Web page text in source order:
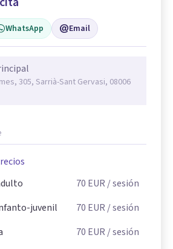
WhatsApp Email
305, Sarrià-Sant Gervasi, 08006
70 EUR / sesión
juvenil
70 EUR / sesión
70 EUR / sesión